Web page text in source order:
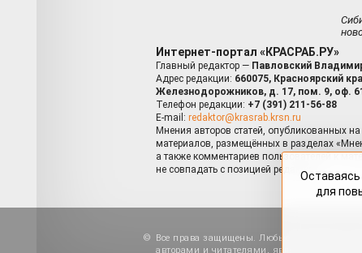
Интернет-портал «КРАСРАБ.РУ»
Главный редактор — Павловский
Адрес редакции: 660075, Красноярский
Железнодорожников, д. 17, пом. 9, оф.
Телефон редакции: +7 (391) 211-56-88
E-mail: redaktor@krasrab.krsn.ru
Мнения авторов статей, опубликованных на
материалов, размещённых в разделах
а также комментариев пользователей к
не совпадать с позицией редакции.
Все права защищены. Любые материалы,
авторами и читателями, являются
Оставаясь
для